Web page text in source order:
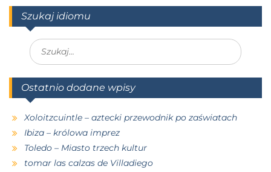
Szukaj idiomu
Ostatnio dodane wpisy
Xoloitzcuintle – aztecki przewodnik po zaświatach
Ibiza – królowa imprez
Toledo – Miasto trzech kultur
tomar las calzas de Villadiego